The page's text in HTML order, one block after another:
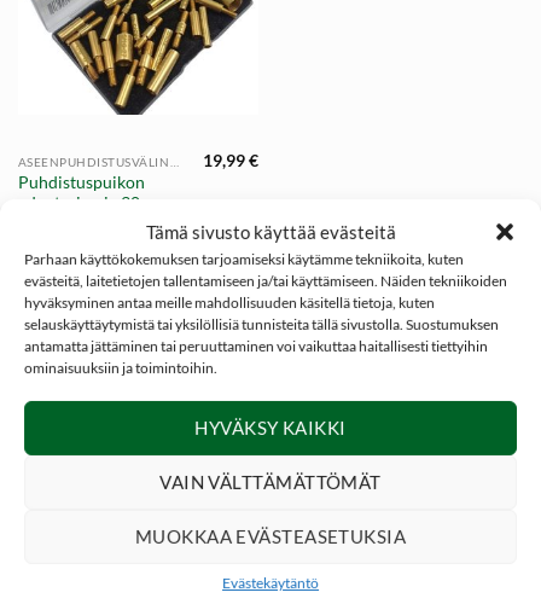
Tämä sivusto käyttää evästeitä
Parhaan käyttökokemuksen tarjoamiseksi käytämme tekniikoita, kuten
evästeitä, laitetietojen tallentamiseen ja/tai käyttämiseen. Näiden tekniikoiden
hyväksyminen antaa meille mahdollisuuden käsitellä tietoja, kuten
selauskäyttäytymistä tai yksilöllisiä tunnisteita tällä sivustolla. Suostumuksen
antamatta jättäminen tai peruuttaminen voi vaikuttaa haitallisesti tiettyihin
ominaisuuksiin ja toimintoihin.
HYVÄKSY KAIKKI
VAIN VÄLTTÄMÄTTÖMÄT
MUOKKAA EVÄSTEASETUKSIA
Evästekäytäntö
ASEENPUHDISTUSVÄLINEET
Puhdistuspuikon
adapterisarja 30 osaa
Cleaning Rod Adapter
Set 30pcs
19,99€
SOSIAALINEN MEDIA